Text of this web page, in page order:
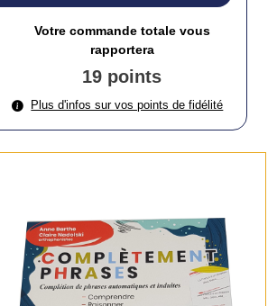
Votre commande totale vous
rapportera
19 points
Plus d'infos sur vos points de fidélité